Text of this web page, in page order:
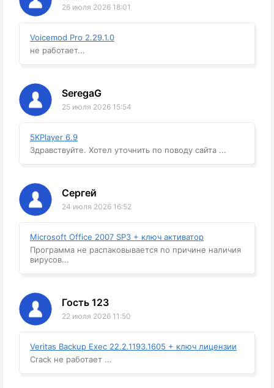
26 июля 2026 18:01
Voicemod Pro 2.29.1.0
не работает...
SeregaG
25 июля 2026 15:54
5KPlayer 6.9
Здравствуйте. Хотел уточнить по поводу сайта ...
Сергей
24 июля 2026 16:52
Microsoft Office 2007 SP3 + ключ активатор
Программа не распаковывается по причине наличия
вирусов...
Гость 123
22 июля 2026 11:50
Veritas Backup Exec 22.2.1193.1605 + ключ лицензии
Crack не работает ...